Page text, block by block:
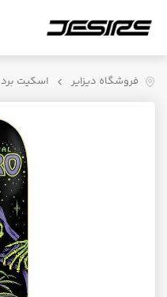
فروشگاه دیزایر اسکیت برد